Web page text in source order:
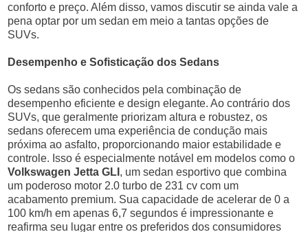
conforto e preço. Além disso, vamos discutir se ainda vale a
pena optar por um sedan em meio a tantas opções de
SUVs.
Desempenho e Sofisticação dos Sedans
Os sedans são conhecidos pela combinação de
desempenho eficiente e design elegante. Ao contrário dos
SUVs, que geralmente priorizam altura e robustez, os
sedans oferecem uma experiência de condução mais
próxima ao asfalto, proporcionando maior estabilidade e
controle. Isso é especialmente notável em modelos como o
Volkswagen Jetta GLI , um sedan esportivo que combina
um poderoso motor 2.0 turbo de 231 cv com um
acabamento premium. Sua capacidade de acelerar de 0 a
100 km/h em apenas 6,7 segundos é impressionante e
reafirma seu lugar entre os preferidos dos consumidores